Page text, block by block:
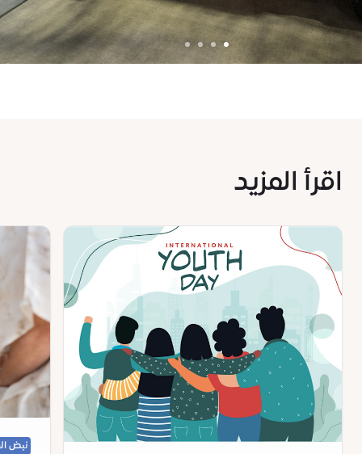
اقرأ المزيد
نبض